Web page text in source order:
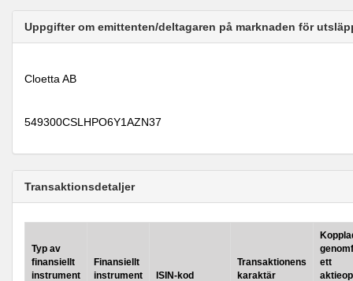
Uppgifter om emittenten/deltagaren på marknaden för
Cloetta AB
549300CSLHPO6Y1AZN37
Transaktionsdetaljer
Typ av
finansiellt
instrument
Finansiellt
instrument
ISIN-kod
Transaktionens
karaktär
ett